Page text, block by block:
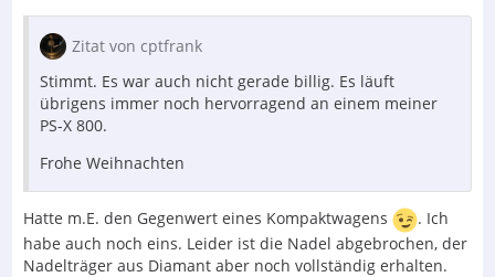
Zitat von cptfrank
Stimmt. Es war auch nicht gerade billig. Es läuft
übrigens immer noch hervorragend an einem meiner
PS-X 800.
Frohe Weihnachten
Hatte m.E. den Gegenwert eines Kompaktwagens
. Ich
habe auch noch eins. Leider ist die Nadel abgebrochen, der
Nadelträger aus Diamant aber noch vollständig erhalten.